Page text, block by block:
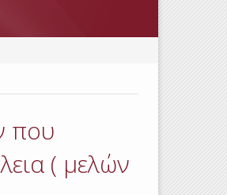
που
( μελών